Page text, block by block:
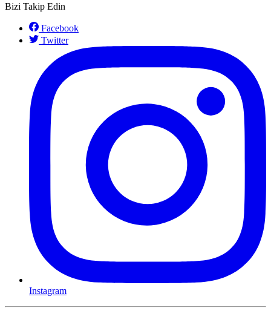
Bizi Takip Edin
Facebook
Twitter
Instagram